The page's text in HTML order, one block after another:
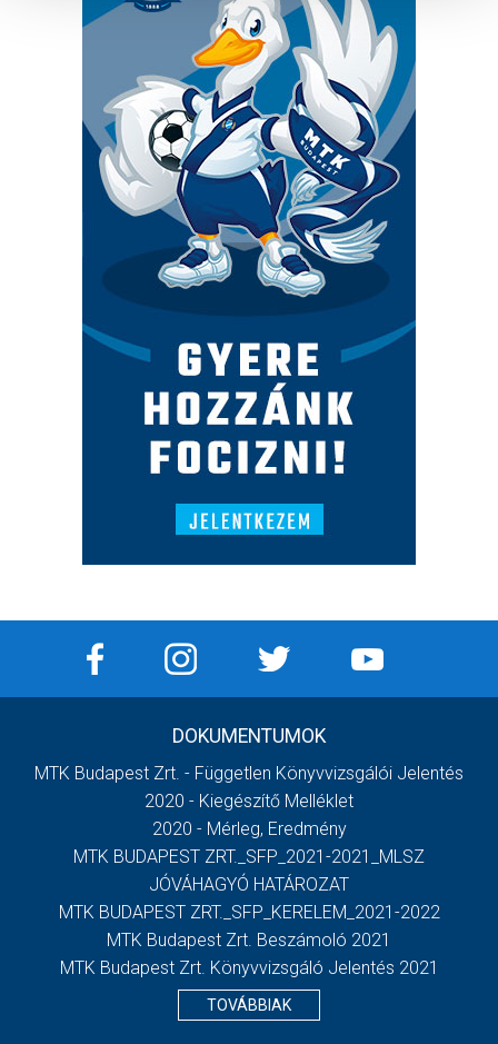
DOKUMENTUMOK
MTK Budapest Zrt. - Független Könyvvizsgálói Jelentés
2020 - Kiegészítő Melléklet
2020 - Mérleg, Eredmény
MTK BUDAPEST ZRT._SFP_2021-2021_MLSZ
JÓVÁHAGYÓ HATÁROZAT
MTK BUDAPEST ZRT._SFP_KERELEM_2021-2022
MTK Budapest Zrt. Beszámoló 2021
MTK Budapest Zrt. Könyvvizsgáló Jelentés 2021
TOVÁBBIAK